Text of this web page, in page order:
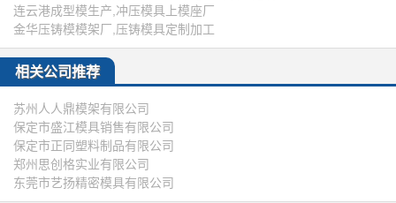
连云港成型模生产,冲压模具上模座厂
金华压铸模模架厂,压铸模具定制加工
相关公司推荐
苏州人人鼎模架有限公司
保定市盛江模具销售有限公司
保定市正同塑料制品有限公司
郑州思创格实业有限公司
东莞市艺扬精密模具有限公司